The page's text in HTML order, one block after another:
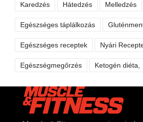
Karedzés Hátedzés Melledzés
Egészséges táplálkozás
Egészséges receptek Nyári
Egészségmegőrzés Ketogén diéta,